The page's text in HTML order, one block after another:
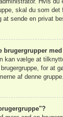
skal du som
at sende en privat
brugergrupper
kan vælge at
for at
af denne gruppe.